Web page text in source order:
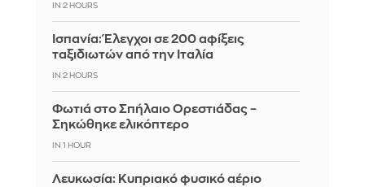
IN 2 HOURS
Ισπανία: Έλεγχοι σε 200 αφίξεις
ταξιδιωτών από την Ιταλία
IN 2 HOURS
Φωτιά στο Σπήλαιο Ορεστιάδας –
Σηκώθηκε ελικόπτερο
IN 1 HOUR
Λευκωσία: Κυπριακό φυσικό αέριο